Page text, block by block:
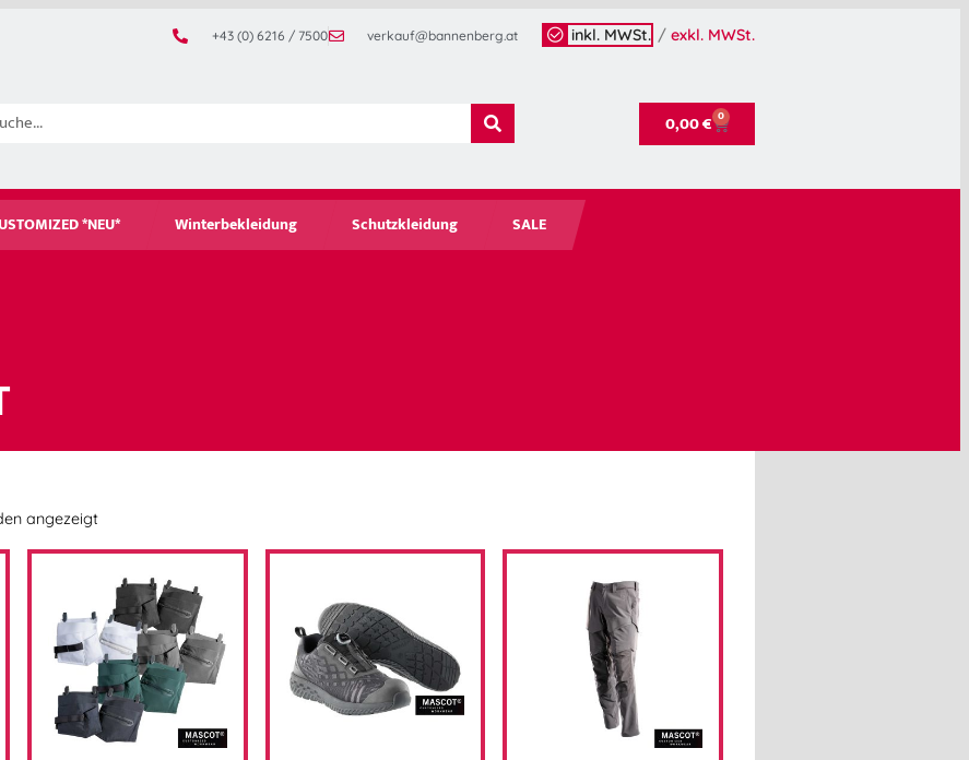
+43 (0) 6216 / 7500 verkauf@bannenberg.at inkl. MWSt. / exkl. MWSt.
0,00€ 0
*NEU* Winterbekleidung Schutzkleidung SALE
angezeigt